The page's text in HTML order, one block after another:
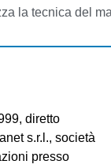
diretto
s.r.l., società
presso